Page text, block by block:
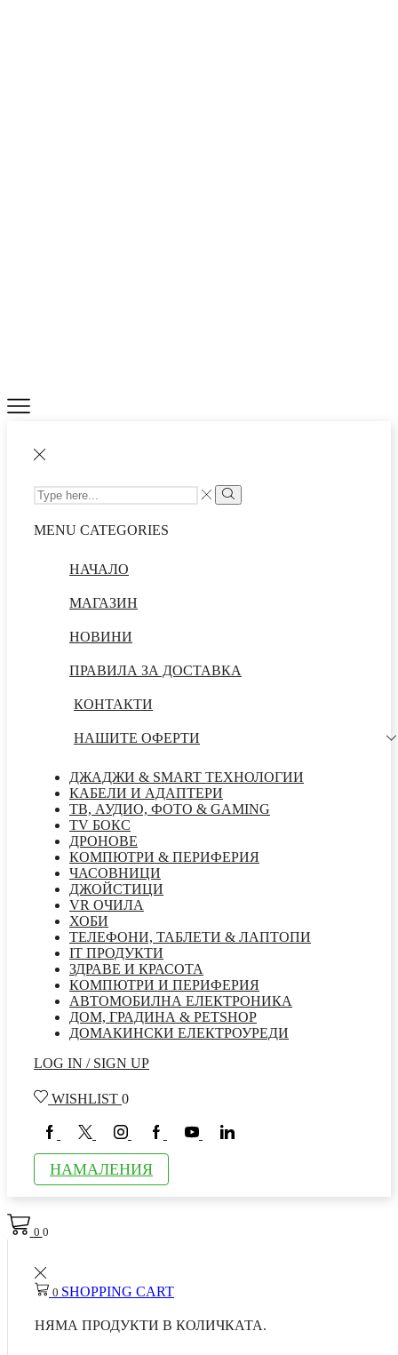
MENU CATEGORIES
НАЧАЛО
МАГАЗИН
НОВИНИ
ПРАВИЛА ЗА ДОСТАВКА
КОНТАКТИ
НАШИТЕ ОФЕРТИ
ДЖАДЖИ & SMART ТЕХНОЛОГИИ
КАБЕЛИ И АДАПТЕРИ
ТВ, АУДИО, ФОТО & GAMING
TV БОКС
ДРОНОВЕ
КОМПЮТРИ & ПЕРИФЕРИЯ
ЧАСОВНИЦИ
ДЖОЙСТИЦИ
VR ОЧИЛА
ХОБИ
ТЕЛЕФОНИ, ТАБЛЕТИ & ЛАПТОПИ
IT ПРОДУКТИ
ЗДРАВЕ И КРАСОТА
КОМПЮТРИ И ПЕРИФЕРИЯ
АВТОМОБИЛНА ЕЛЕКТРОНИКА
ДОМ, ГРАДИНА & PETSHOP
ДОМАКИНСКИ ЕЛЕКТРОУРЕДИ
LOG IN / SIGN UP
WISHLIST 0
НАМАЛЕНИЯ
0 0
0 SHOPPING CART
НЯМА ПРОДУКТИ В КОЛИЧКАТА.